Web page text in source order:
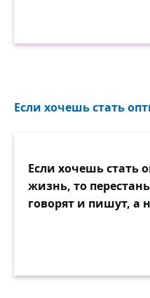
Если хочешь стать
Если хочешь стать
жизнь, то
говорят и пишут, а